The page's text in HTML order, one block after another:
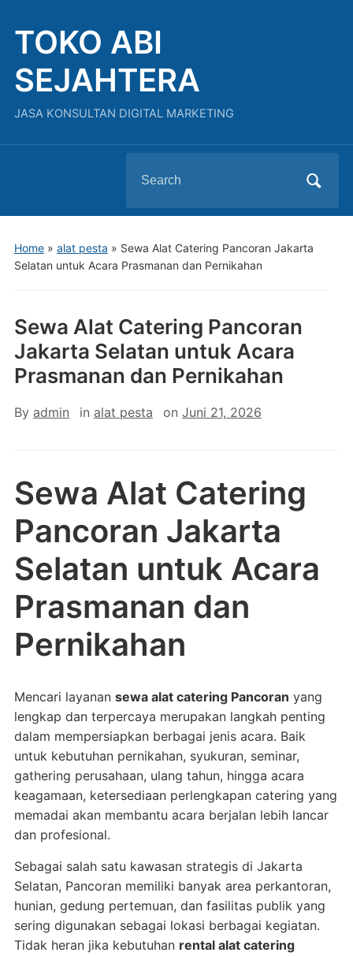
TOKO ABI
SEJAHTERA
JASA KONSULTAN DIGITAL MARKETING
for:
Home» alat pesta » Sewa Alat Catering Pancoran Jakarta
Selatan untuk Acara Prasmanan dan Pernikahan
Sewa Alat Catering Pancoran
Jakarta Selatan untuk Acara
Prasmanan dan Pernikahan
By admin in alat pesta on Juni 21, 2026
Sewa Alat Catering
Pancoran Jakarta
Selatan untuk Acara
Prasmanan dan
Pernikahan
Mencari layanan sewa alat catering Pancoran yang
lengkap dan terpercaya merupakan langkah penting
dalam mempersiapkan berbagai jenis acara. Baik
untuk kebutuhan pernikahan, syukuran, seminar,
gathering perusahaan, ulang tahun, hingga acara
keagamaan, ketersediaan perlengkapan catering yang
memadai akan membantu acara berjalan lebih lancar
dan profesional.
Sebagai salah satu kawasan strategis di Jakarta
Selatan, Pancoran memiliki banyak area perkantoran,
hunian, gedung pertemuan, dan fasilitas publik yang
sering digunakan sebagai lokasi berbagai kegiatan.
Tidak heran jika kebutuhan rental alat catering